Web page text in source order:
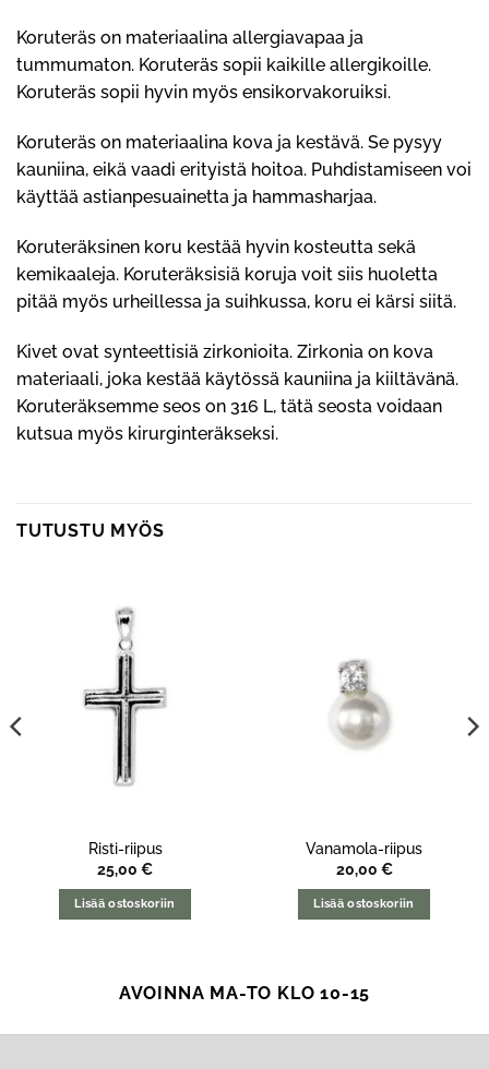
Koruteräs on materiaalina allergiavapaa ja
tummumaton. Koruteräs sopii kaikille allergikoille.
Koruteräs sopii hyvin myös ensikorvakoruiksi.
Koruteräs on materiaalina kova ja kestävä. Se pysyy
kauniina, eikä vaadi erityistä hoitoa. Puhdistamiseen voi
käyttää astianpesuainetta ja hammasharjaa.
Koruteräksinen koru kestää hyvin kosteutta sekä
kemikaaleja. Koruteräksisiä koruja voit siis huoletta
pitää myös urheillessa ja suihkussa, koru ei kärsi siitä.
Kivet ovat synteettisiä zirkonioita. Zirkonia on kova
materiaali, joka kestää käytössä kauniina ja kiiltävänä.
Koruteräksemme seos on 316 L, tätä seosta voidaan
kutsua myös kirurginteräkseksi.
TUTUSTU MYÖS
Risti-riipus
25,00 €
Lisää ostoskoriin
Vanamola-riipus
20,00 €
Lisää ostoskoriin
AVOINNA MA-TO KLO 10-15